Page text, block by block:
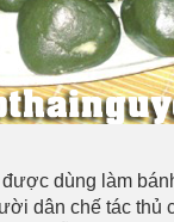
dùng làm
dân chế tác thủ